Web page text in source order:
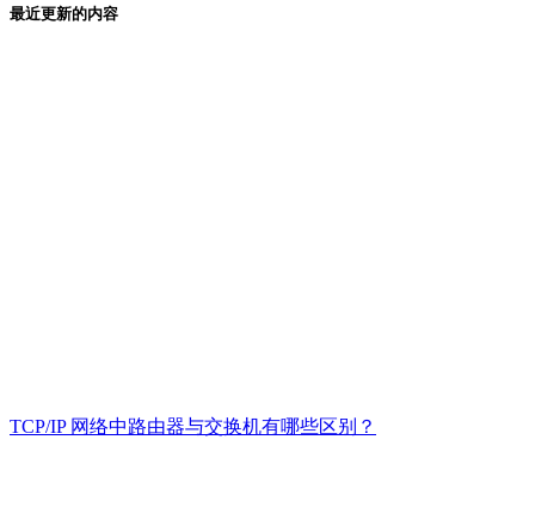
最近更新的内容
TCP/IP 网络中路由器与交换机有哪些区别？